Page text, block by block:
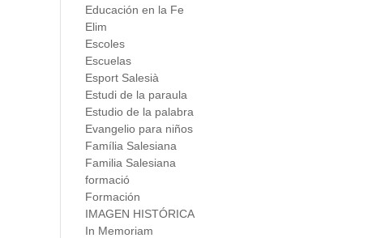
Educación en la Fe
Elim
Escoles
Escuelas
Esport Salesià
Estudi de la paraula
Estudio de la palabra
Evangelio para niños
Família Salesiana
Familia Salesiana
formació
Formación
IMAGEN HISTÓRICA
In Memoriam